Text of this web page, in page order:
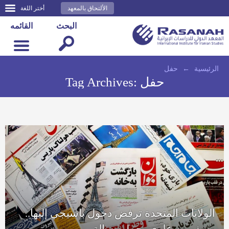
أختر اللغة الألتحاق بالمعهد
القائمه البحث
الرئيسية ← حفل
Tag Archives: حفل
الولايات المتحدة ترفض دخول باسيجي إليها..